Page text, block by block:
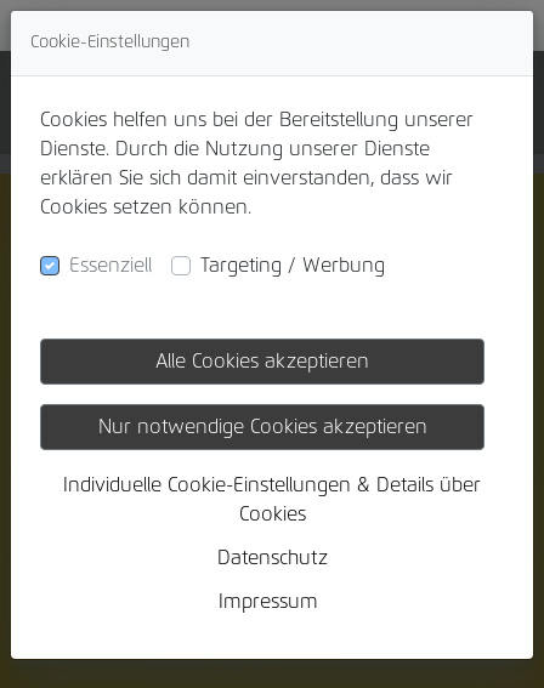
Cookie-Einstellungen
Cookies helfen uns bei der Bereitstellung unserer
Dienste. Durch die Nutzung unserer Dienste
erklären Sie sich damit einverstanden, dass wir
Cookies setzen können.
Essenziell Targeting / Werbung
Alle Cookies akzeptieren
Nur notwendige Cookies akzeptieren
Individuelle Cookie-Einstellungen & Details über
Cookies
Datenschutz
Impressum